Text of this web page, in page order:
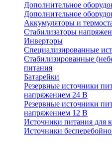
Дополнительное
Дополнительное
Аккумуляторы и
Стабилизаторы
Инверторы
Специализированные
Стабилизированные
питания
Батарейки
Резервные источники
напряжением 24 В
Резервные источники
напряжением 12 В
Источники питания для
Источники